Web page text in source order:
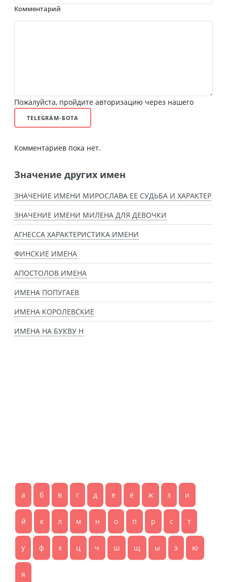
Комментарий
Пожалуйста, пройдите авторизацию через нашего
TELEGRAM-БОТА
Комментариев пока нет.
Значение других имен
ЗНАЧЕНИЕ ИМЕНИ МИРОСЛАВА ЕЕ СУДЬБА И ХАРАКТЕР
ЗНАЧЕНИЕ ИМЕНИ МИЛЕНА ДЛЯ ДЕВОЧКИ
АГНЕССА ХАРАКТЕРИСТИКА ИМЕНИ
ФИНСКИЕ ИМЕНА
АПОСТОЛОВ ИМЕНА
ИМЕНА ПОПУГАЕВ
ИМЕНА КОРОЛЕВСКИЕ
ИМЕНА НА БУКВУ Н
а б в г д е ё ж з и
й к л м н о п р с т
у ф х ц ч ш щ ы э ю
я